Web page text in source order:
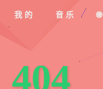
我的 音乐 🌐
404